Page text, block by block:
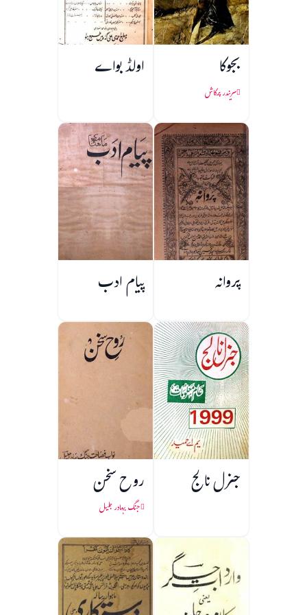
بجوکا
سریندر پرکاش
اولڈ بواے
پروانہ پیام ادب
جنرل نالج روح سخن
جنگ بہادر جلیل